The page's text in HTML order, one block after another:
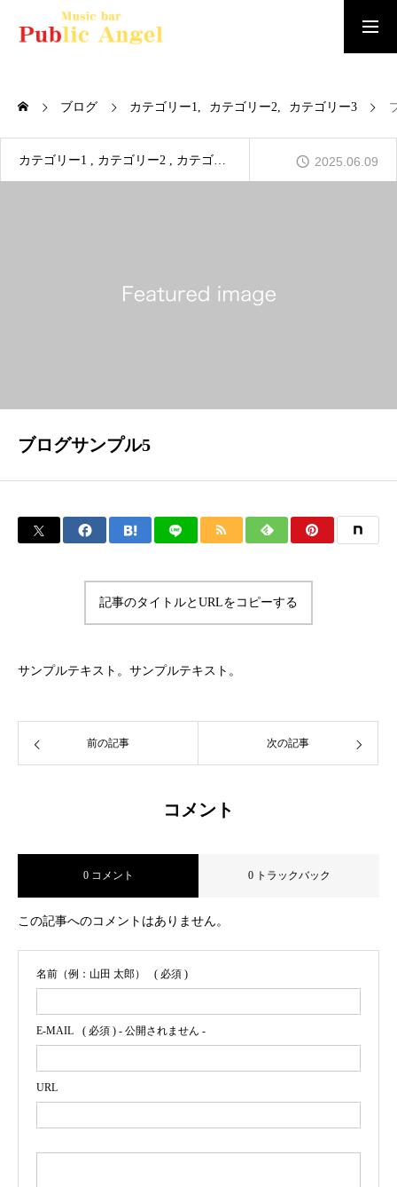
ABOUT US
お知らせ/イベント
店舗案内
ギャラリー
ブログ カテゴリー1 カテゴリー2 カテゴリー3
カテゴリー1 カテゴリー2 カテゴリー3 2025.06.09
ブログサンプル5
記事のタイトルとURLをコピーする
サンプルテキスト。サンプルテキスト。
前の記事 次の記事
コメント
0 コメント 0 トラックバック
この記事へのコメントはありません。
名前（例：山田 太郎） ( 必須 )
E-MAIL ( 必須 ) - 公開されません -
URL